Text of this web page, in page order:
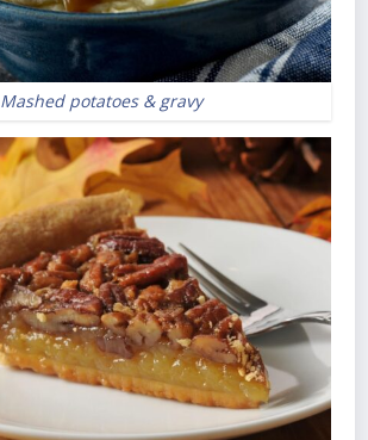
Mashed potatoes & gravy